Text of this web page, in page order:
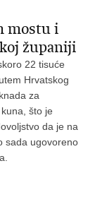
mostu i
županiji
22 tisuće
Hrvatskog
za
što je
da je na
sada ugovoreno